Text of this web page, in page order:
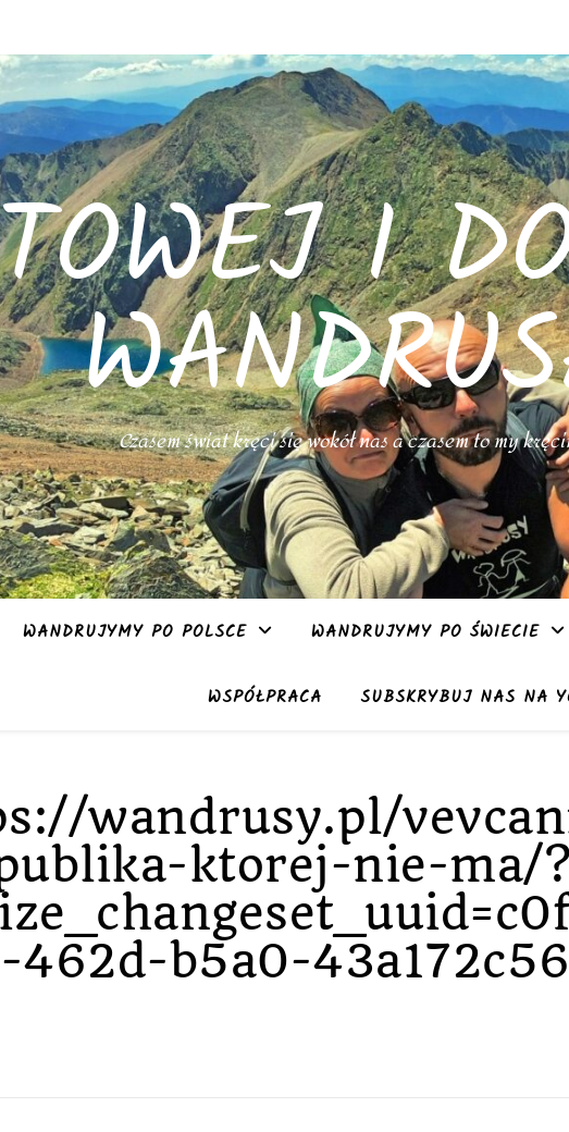
I
Czasem świat kręci się wokół nas a czasem to my
WANDRUJYMY PO POLSCE WANDRUJYMY PO ŚWIECIE
WSPÓŁPRACA SUBSKRYBUJ NAS NA
wandrusy.pl/
ktorej-nie-ma/?
462d-b5a0-